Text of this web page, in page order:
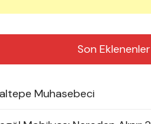
Son Eklenenler
Muhasebeci